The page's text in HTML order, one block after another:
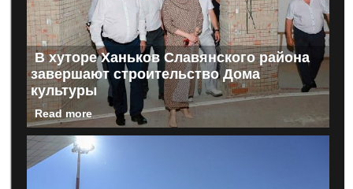
В хуторе Ханьков Славянского района
завершают строительство Дома
культуры
Read more